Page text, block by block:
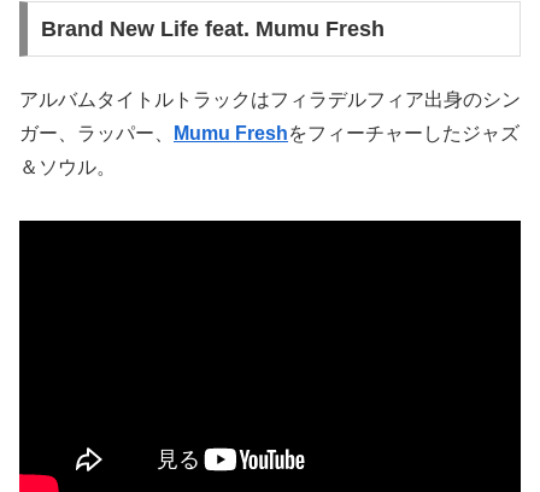
Brand New Life feat. Mumu Fresh
アルバムタイトルトラックはフィラデルフィア出身のシン
ガー、ラッパー、
Mumu Freshをフィーチャーしたジャズ
＆ソウル。